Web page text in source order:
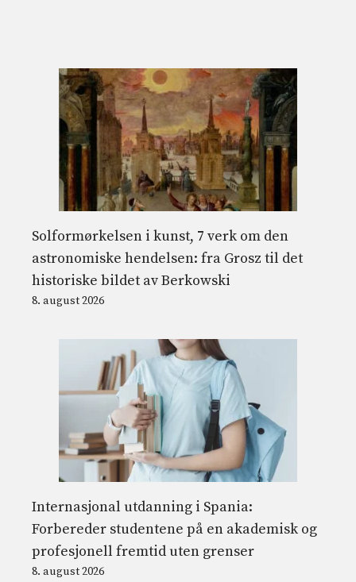
Solformørkelsen i kunst, 7 verk om den
astronomiske hendelsen: fra Grosz til det
historiske bildet av Berkowski
8. august 2026
Internasjonal utdanning i Spania:
Forbereder studentene på en akademisk og
profesjonell fremtid uten grenser
8. august 2026